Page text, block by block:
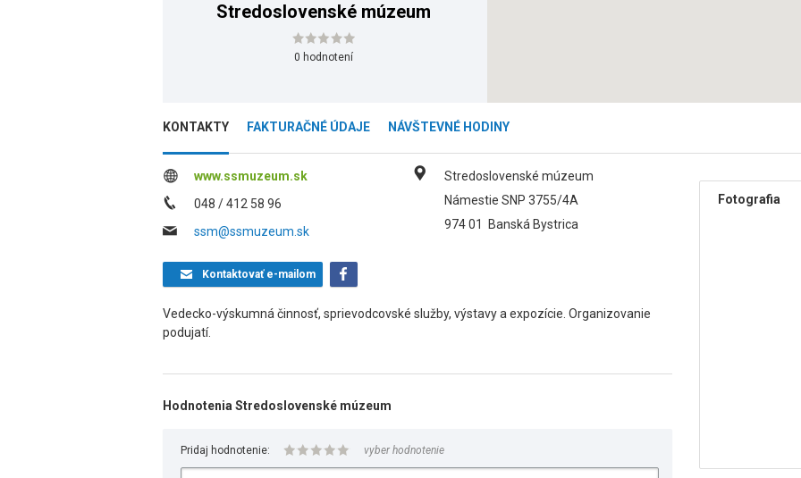
Stredoslovenské múzeum
0 hodnotení
KONTAKTY FAKTURAČNÉ ÚDAJE NÁVŠTEVNÉ HODINY
www.ssmuzeum.sk
048 / 412 58 96
ssm@ssmuzeum.sk
Stredoslovenské múzeum
Námestie SNP 3755/4A
974 01
Banská Bystrica
Kontaktovaťe-mailom
Vedecko-výskumná činnosť, sprievodcovské služby, výstavy a expozície. Organizovanie
podujatí.
Hodnotenia Stredoslovenské múzeum
Pridaj hodnotenie: vyber hodnotenie
Fotografia